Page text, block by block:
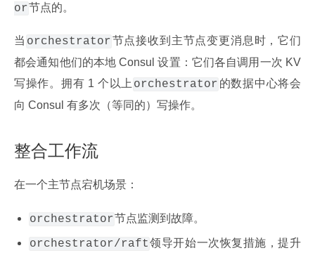
or节点的。
当 orchestrator节点接收到主节点变更消息时，它们
都会通知他们的本地 Consul 设置：它们各自调用一次 KV
写操作。拥有 1 个以上 orchestrator 的数据中心将会
向 Consul 有多次（等同的）写操作。
整合工作流
在一个主节点宕机场景：
orchestrator节点监测到故障。
orchestrator/raft领导开始一次恢复措施，提升